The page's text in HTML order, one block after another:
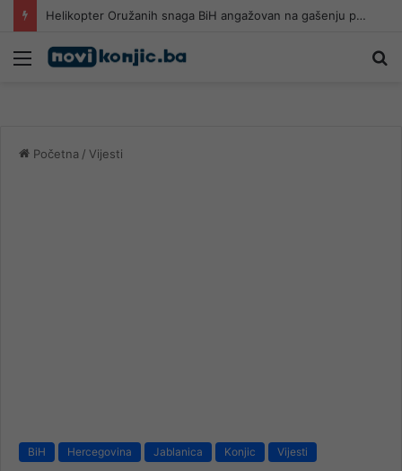
Helikopter Oružanih snaga BiH angažovan na gašenju požara u Konjicu
Meni
Početna / Vijesti
BiH Hercegovina Jablanica Konjic Vijesti